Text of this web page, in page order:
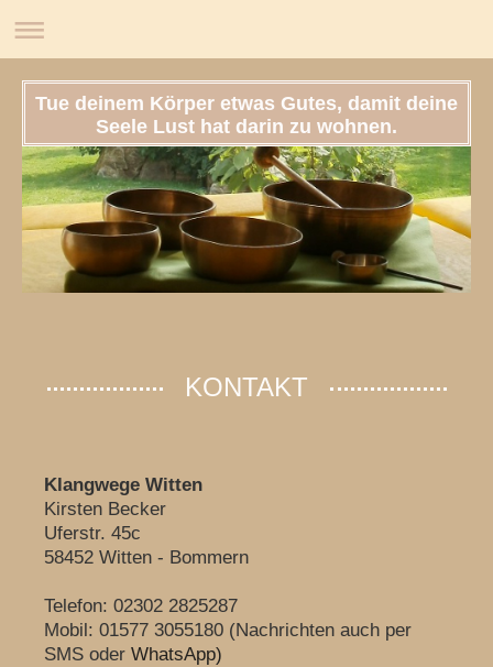
Tue deinem Körper etwas Gutes, damit deine
Seele Lust hat darin zu wohnen.
KONTAKT
Klangwege Witten
Kirsten Becker
Uferstr. 45c
58452 Witten - Bommern
Telefon: 02302 2825287
Mobil: 01577 3055180 (Nachrichten auch per
SMS oder WhatsApp)